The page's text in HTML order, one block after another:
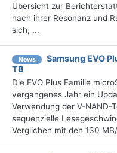
Übersicht zur
nach ihrer Resonanz und
sich, ...
News
Samsung EVO
TB
Die EVO Plus Familie
vergangenes Jahr ein
Verwendung der V-NAND-
sequenzielle
Verglichen mit den 130